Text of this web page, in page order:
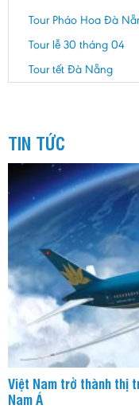
Tour Pháo Hoa Đà
Tour lễ 30 tháng 04
Tour tết Đà Nẵng
TIN TỨC
Việt Nam trở thành thị
Nam Á